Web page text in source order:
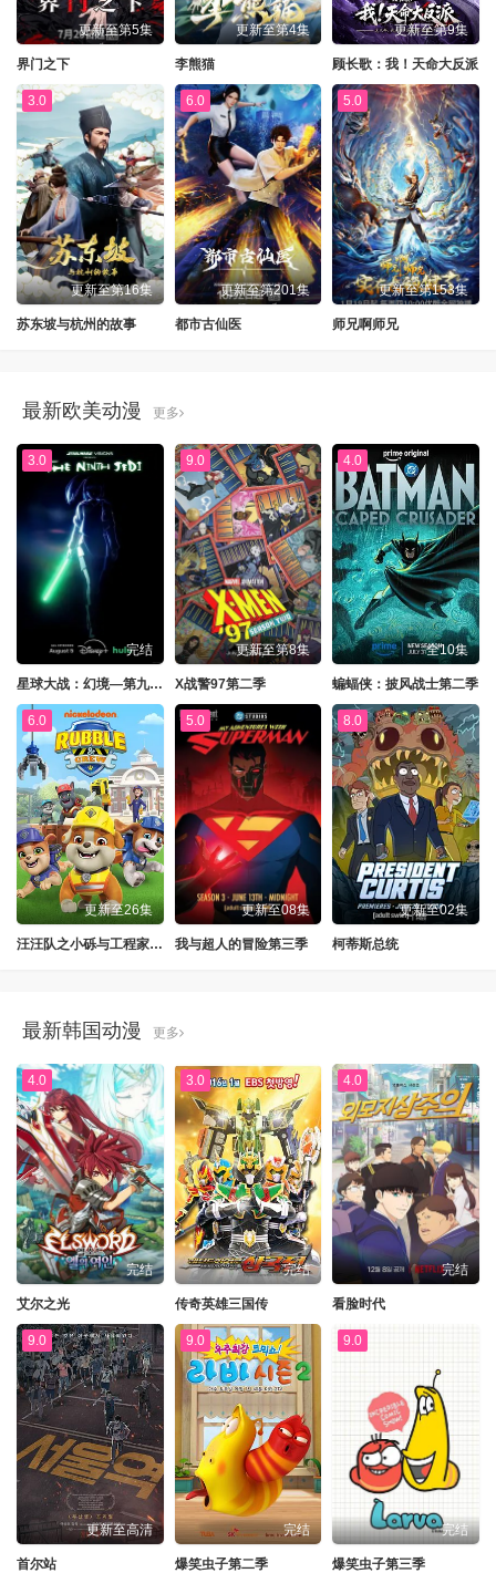
更新至第5集
界门之下
更新至第4集
李熊猫
更新至第9集
顾长歌：我！天命大反派
3.0
更新至第16集
苏东坡与杭州的故事
6.0
更新至第201集
都市古仙医
5.0
更新至第153集
师兄啊师兄
最新欧美动漫 更多
3.0
完结
星球大战：幻境—第九个绝地武士
9.0
更新至第8集
X战警97第二季
4.0
全10集
蝙蝠侠：披风战士第二季
6.0
更新至26集
汪汪队之小砾与工程家族第三季
5.0
更新至08集
我与超人的冒险第三季
8.0
更新至02集
柯蒂斯总统
最新韩国动漫 更多
4.0
完结
艾尔之光
3.0
完结
传奇英雄三国传
4.0
完结
看脸时代
9.0
更新至高清
首尔站
9.0
完结
爆笑虫子第二季
9.0
完结
爆笑虫子第三季